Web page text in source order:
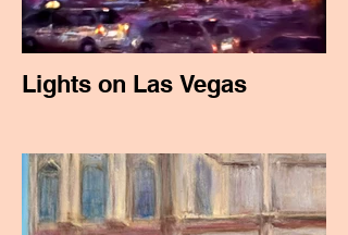
Lights on Las Vegas